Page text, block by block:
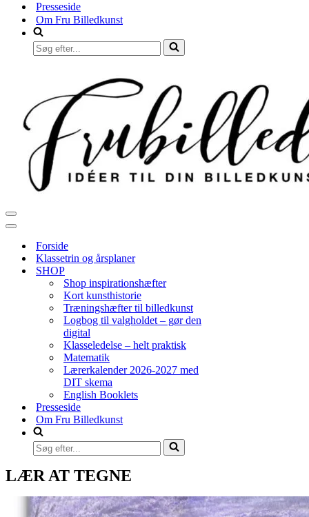
Presseside
Om Fru Billedkunst
Søg
efter...
Navigation
menu
Navigation
Forside
Klassetrin og årsplaner
SHOP
Shop inspirationshæfter
Kort kunsthistorie
Træningshæfter til billedkunst
Logbog til valgholdet – gør den
digital
Klasseledelse – helt praktisk
Matematik
Lærerkalender 2026-2027 med
DIT skema
English Booklets
Presseside
Om Fru Billedkunst
Søg
efter...
LÆR AT TEGNE